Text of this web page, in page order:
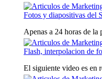
Fotos y diapositivas del
Apenas a 24 horas de la
Flash, interpolacion de
El siguiente video es en